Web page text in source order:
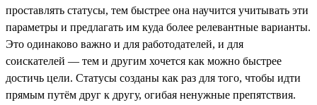
проставлять статусы, тем быстрее она научится учитывать эти
параметры и предлагать им куда более релевантные варианты.
Это одинаково важно и для работодателей, и для
соискателей — тем и другим хочется как можно быстрее
достичь цели. Статусы созданы как раз для того, чтобы идти
прямым путём друг к другу, огибая ненужные препятствия.